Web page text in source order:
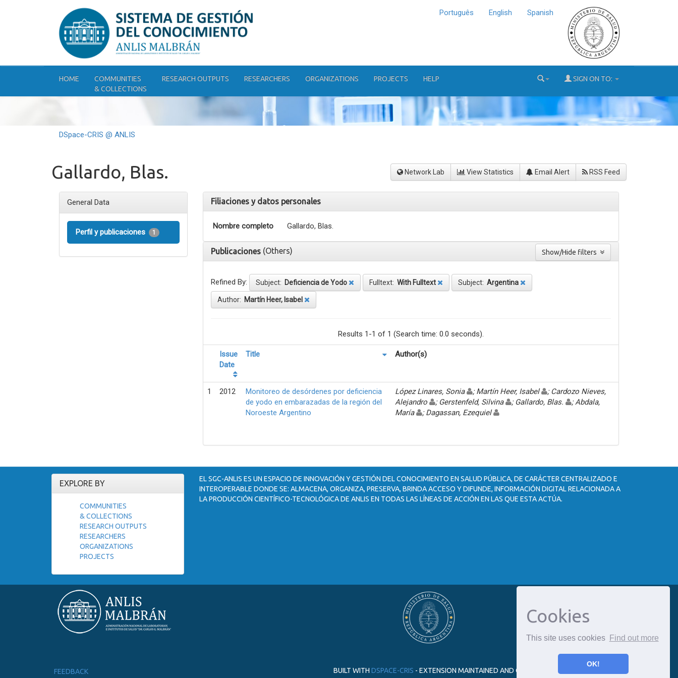
Cookies
This site uses cookies Find out more
OK!
Português English Spanish
HOME
COMMUNITIES
& COLLECTIONS
RESEARCH OUTPUTS RESEARCHERS ORGANIZATIONS PROJECTS HELP SIGN ON TO:
DSpace-CRIS @ ANLIS
Gallardo, Blas. Network Lab View Statistics Email Alert RSS Feed
General Data
Perfil y publicaciones 1
Filiaciones y datos personales
Nombre completo Gallardo, Blas.
Publicaciones (Others)
Refined By: Subject: Deficiencia de Yodo Fulltext: With Fulltext Subject: Argentina
Author: Martín Heer, Isabel
Results 1-1 of 1 (Search time: 0.0 seconds).
Issue
Date
Title Author(s)
1 2012
Monitoreo de desórdenes por deficiencia
de yodo en embarazadas de la región del
Noroeste Argentino
López Linares, Sonia ; Martín Heer, Isabel
; Cardozo Nieves,
Alejandro
; Gerstenfeld, Silvina ; Gallardo, Blas.
; Abdala,
María
; Dagassan, Ezequiel
EXPLORE BY
COMMUNITIES
& COLLECTIONS
RESEARCH OUTPUTS
RESEARCHERS
ORGANIZATIONS
PROJECTS
EL SGC-ANLIS ES UN ESPACIO DE INNOVACIÓN Y GESTIÓN DEL CONOCIMIENTO EN SALUD PÚBLICA, DE CARÁCTER CENTRALIZADO E
INTEROPERABLE DONDE SE: ALMACENA, ORGANIZA, PRESERVA, BRINDA ACCESO Y DIFUNDE, INFORMACIÓN DIGITAL RELACIONADA A
LA PRODUCCIÓN CIENTÍFICO-TECNOLÓGICA DE ANLIS EN TODAS LAS LÍNEAS DE ACCIÓN EN LAS QUE ESTA ACTÚA.
FEEDBACK BUILT WITH DSPACE-CRIS - EXTENSION MAINTAINED AND OPTIMIZED BY